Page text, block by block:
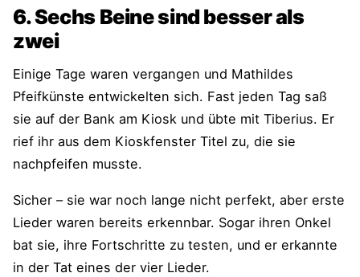
6. Sechs Beine sind besser als
zwei
Einige Tage waren vergangen und Mathildes
Pfeifkünste entwickelten sich. Fast jeden Tag saß
sie auf der Bank am Kiosk und übte mit Tiberius. Er
rief ihr aus dem Kioskfenster Titel zu, die sie
nachpfeifen musste.
Sicher – sie war noch lange nicht perfekt, aber erste
Lieder waren bereits erkennbar. Sogar ihren Onkel
bat sie, ihre Fortschritte zu testen, und er erkannte
in der Tat eines der vier Lieder.